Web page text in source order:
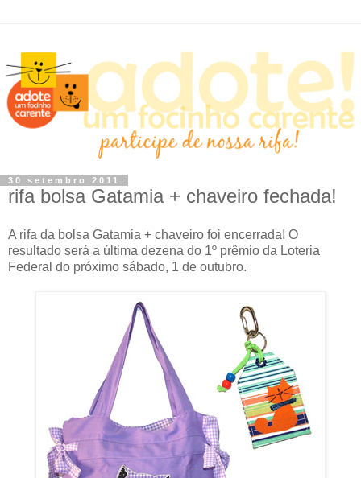
30 setembro 2011
rifa bolsa Gatamia + chaveiro fechada!
A rifa da bolsa Gatamia + chaveiro foi encerrada! O
resultado será a última dezena do 1º prêmio da Loteria
Federal do próximo sábado, 1 de outubro.